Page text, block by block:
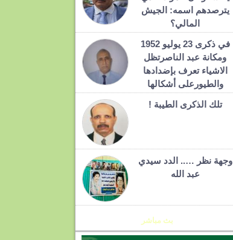
يترصدهم اسمه: الجيش
المالي؟
في ذكرى 23 يوليو 1952
ومكانة عبد الناصرتظل
الاشياء تعرف بإضدادها
والطيورعلى أشكالها
تلك الذكرى الطيبة !
وجهة نظر ….. الدد سيدي
عبد الله
بث مباشر